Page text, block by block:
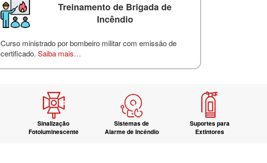
Treinamento de Brigada de
Incêndio
Curso ministrado por bombeiro militar com emissão de
certificado. Saiba mais…
Sinalização
Fotoluminescente
Sistemas de
Alarme de Incêndio
Suportes para
Extintores